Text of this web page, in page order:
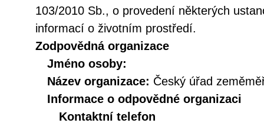
103/2010 Sb., o provedení některých
informací o životním prostředí.
Zodpovědná organizace
Jméno osoby:
Název organizace: Český úřad
Informace o odpovědné organizaci
Kontaktní telefon